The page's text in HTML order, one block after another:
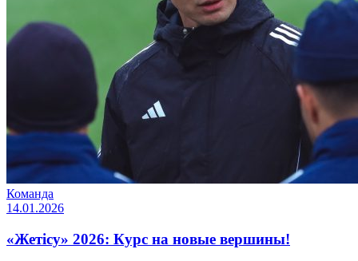
Команда
14.01.2026
«Жетісу» 2026: Курс на новые вершины!